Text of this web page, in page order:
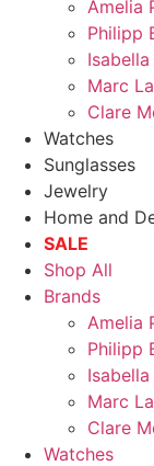
Amelia
Philipp
Isabella
Marc
Clare
Watches
Sunglasses
Jewelry
Home and
SALE
Shop All
Brands
Amelia
Philipp
Isabella
Marc
Clare
Watches